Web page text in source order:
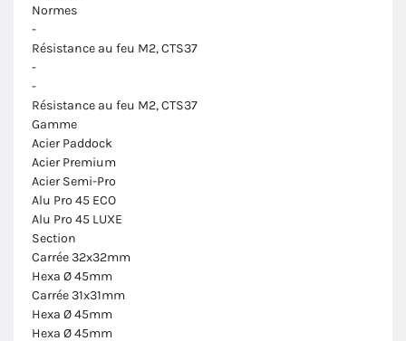
Normes
-
Résistance au feu M2, CTS37
-
-
Résistance au feu M2, CTS37
Gamme
Acier Paddock
Acier Premium
Acier Semi-Pro
Alu Pro 45 ECO
Alu Pro 45 LUXE
Section
Carrée 32x32mm
Hexa Ø 45mm
Carrée 31x31mm
Hexa Ø 45mm
Hexa Ø 45mm